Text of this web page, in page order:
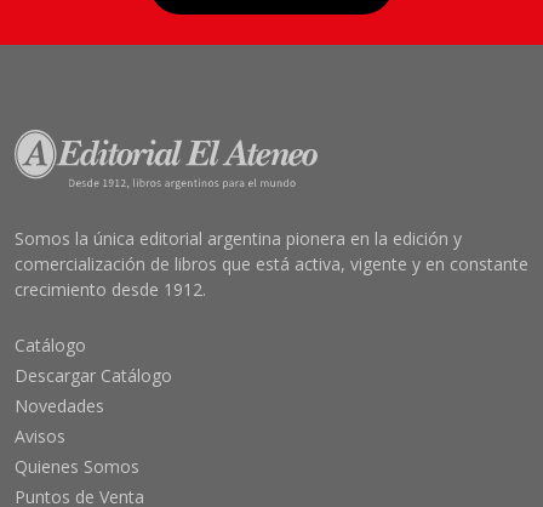
Somos la única editorial argentina pionera en la edición y
comercialización de libros que está activa, vigente y en constante
crecimiento desde 1912.
Catálogo
Descargar Catálogo
Novedades
Avisos
Quienes Somos
Puntos de Venta